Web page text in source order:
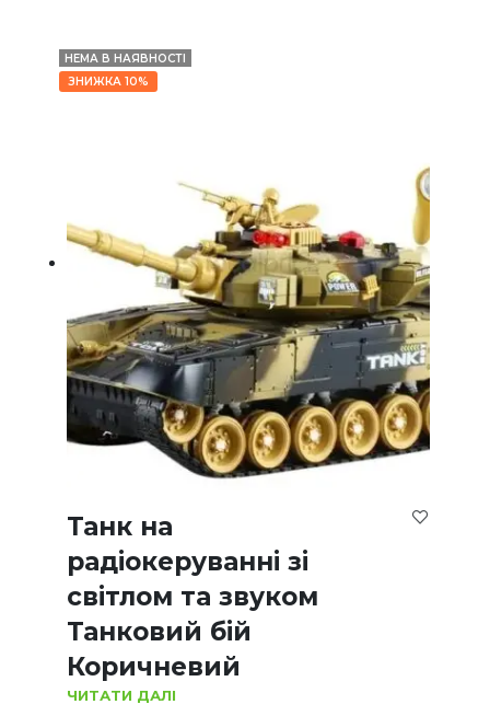
НЕМА В НАЯВНОСТІ
ЗНИЖКА 10%
Танк на
радіокеруванні зі
світлом та звуком
Танковий бій
Коричневий
ЧИТАТИ ДАЛІ